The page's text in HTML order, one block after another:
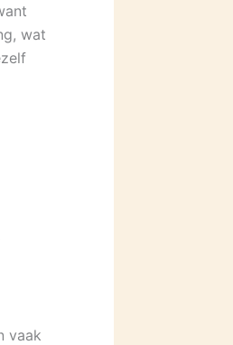
wat
vaak